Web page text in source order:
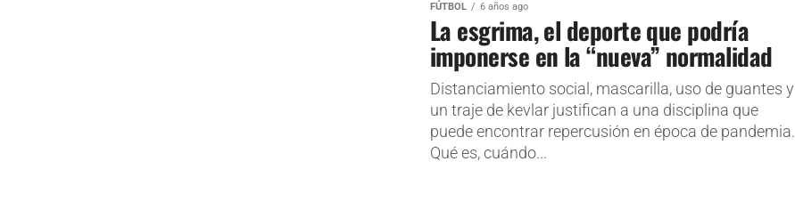
FÚTBOL 6 años ago
La esgrima, el deporte que podría
imponerse en la “nueva” normalidad
Distanciamiento social, mascarilla, uso de guantes y
un traje de kevlar justifican a una disciplina que
puede encontrar repercusión en época de pandemia.
Qué es, cuándo...